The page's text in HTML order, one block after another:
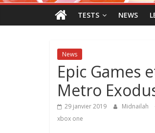
TESTS NEWS
News
Epic Games
Metro
29 janvier 2019 Midnailah
xbox one